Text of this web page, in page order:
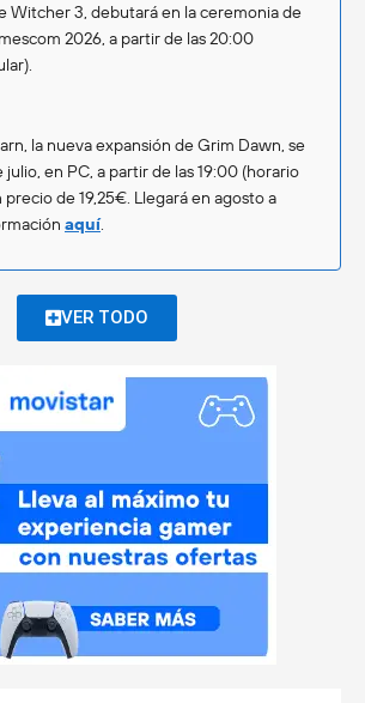
Witcher 3, debutará en la ceremonia de
2026, a partir de las 20:00
la nueva expansión de Grim Dawn, se
julio, en PC, a partir de las 19:00 (horario
precio de 19,25€. Llegará en agosto a
aquí.
VER TODO